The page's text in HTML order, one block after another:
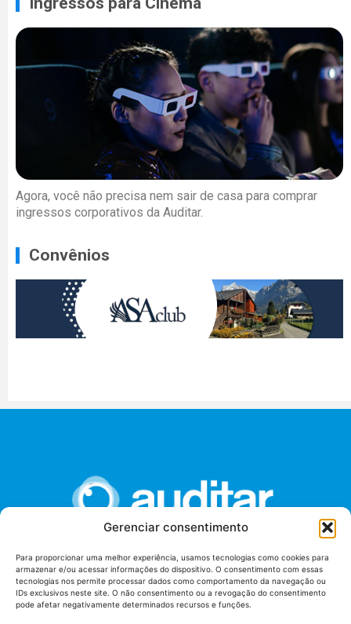
Gerenciar consentimento
Para proporcionar uma melhor experiência, usamos tecnologias como cookies para
armazenar e/ou acessar informações do dispositivo. O consentimento com essas
tecnologias nos permite processar dados como comportamento da navegação ou
IDs exclusivos neste site. O não consentimento ou a revogação do consentimento
pode afetar negativamente determinados recursos e funções.
Agora, você não precisa nem sair de casa para comprar
ingressos corporativos da Auditar.
Convênios
União dos Auditores Federais de Controle Externo -
AUDITAR
Setor de Administração Federal Sul (SAF/Sul), Qd. 04, Lt. 01